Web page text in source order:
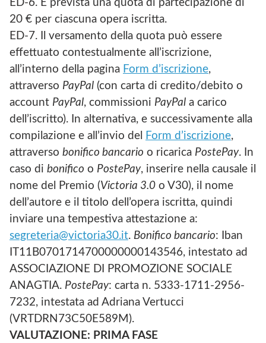
ED-6. È prevista una quota di partecipazione di
20 € per ciascuna opera iscritta.
ED-7. Il versamento della quota può essere
effettuato contestualmente all’iscrizione,
all’interno della pagina Form d’iscrizione,
attraverso PayPal (con carta di credito/debito o
account PayPal, commissioni PayPal a carico
dell’iscritto). In alternativa, e successivamente alla
compilazione e all’invio del
Form d’iscrizione,
attraverso bonifico bancario o ricarica PostePay. In
caso di bonifico o PostePay, inserire nella causale il
nome del Premio (Victoria 3.0 o V30), il nome
dell’autore e il titolo dell’opera iscritta, quindi
inviare una tempestiva attestazione a:
segreteria@victoria30.it. Bonifico bancario: Iban
IT11B0701714700000000143546, intestato ad
ASSOCIAZIONE DI PROMOZIONE SOCIALE
ANAGTIA. PostePay: carta n. 5333-1711-2956-
7232, intestata ad Adriana Vertucci
(VRTDRN73C50E589M).
VALUTAZIONE: PRIMA FASE